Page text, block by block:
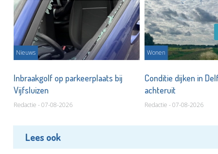
Nieuws
Inbraakgolf op parkeerplaats bij
Vijfsluizen
Redactie - 07-08-2026
Wonen
Conditie dijken in
achteruit
Redactie - 07-08-2026
Lees ook